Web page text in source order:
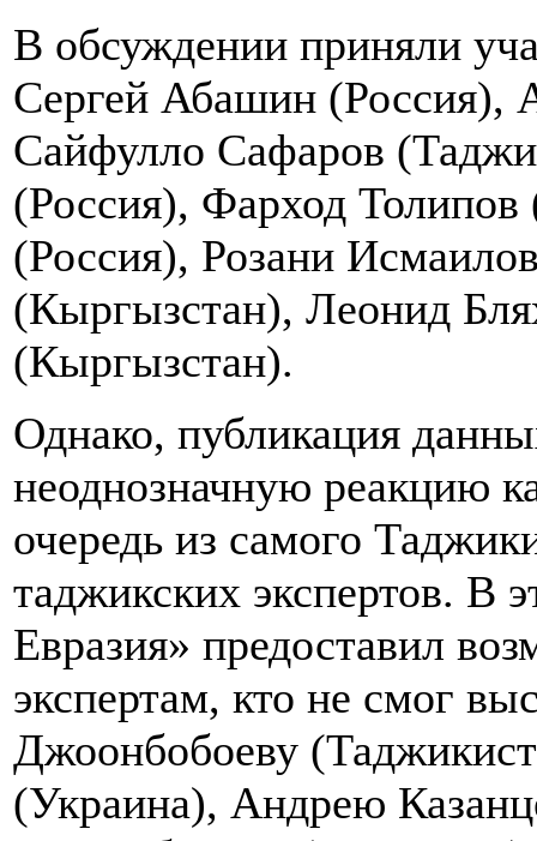
В обсуждении приняли
Сергей Абашин (Россия),
Сайфулло Сафаров
(Россия), Фарход
(Россия), Розани
(Кыргызстан), Леонид
(Кыргызстан).
Однако, публикация
неоднозначную реакцию
очередь из самого
таджикских экспертов. В
Евразия» предоставил
экспертам, кто не смог
Джоонбобоеву
(Украина), Андрею